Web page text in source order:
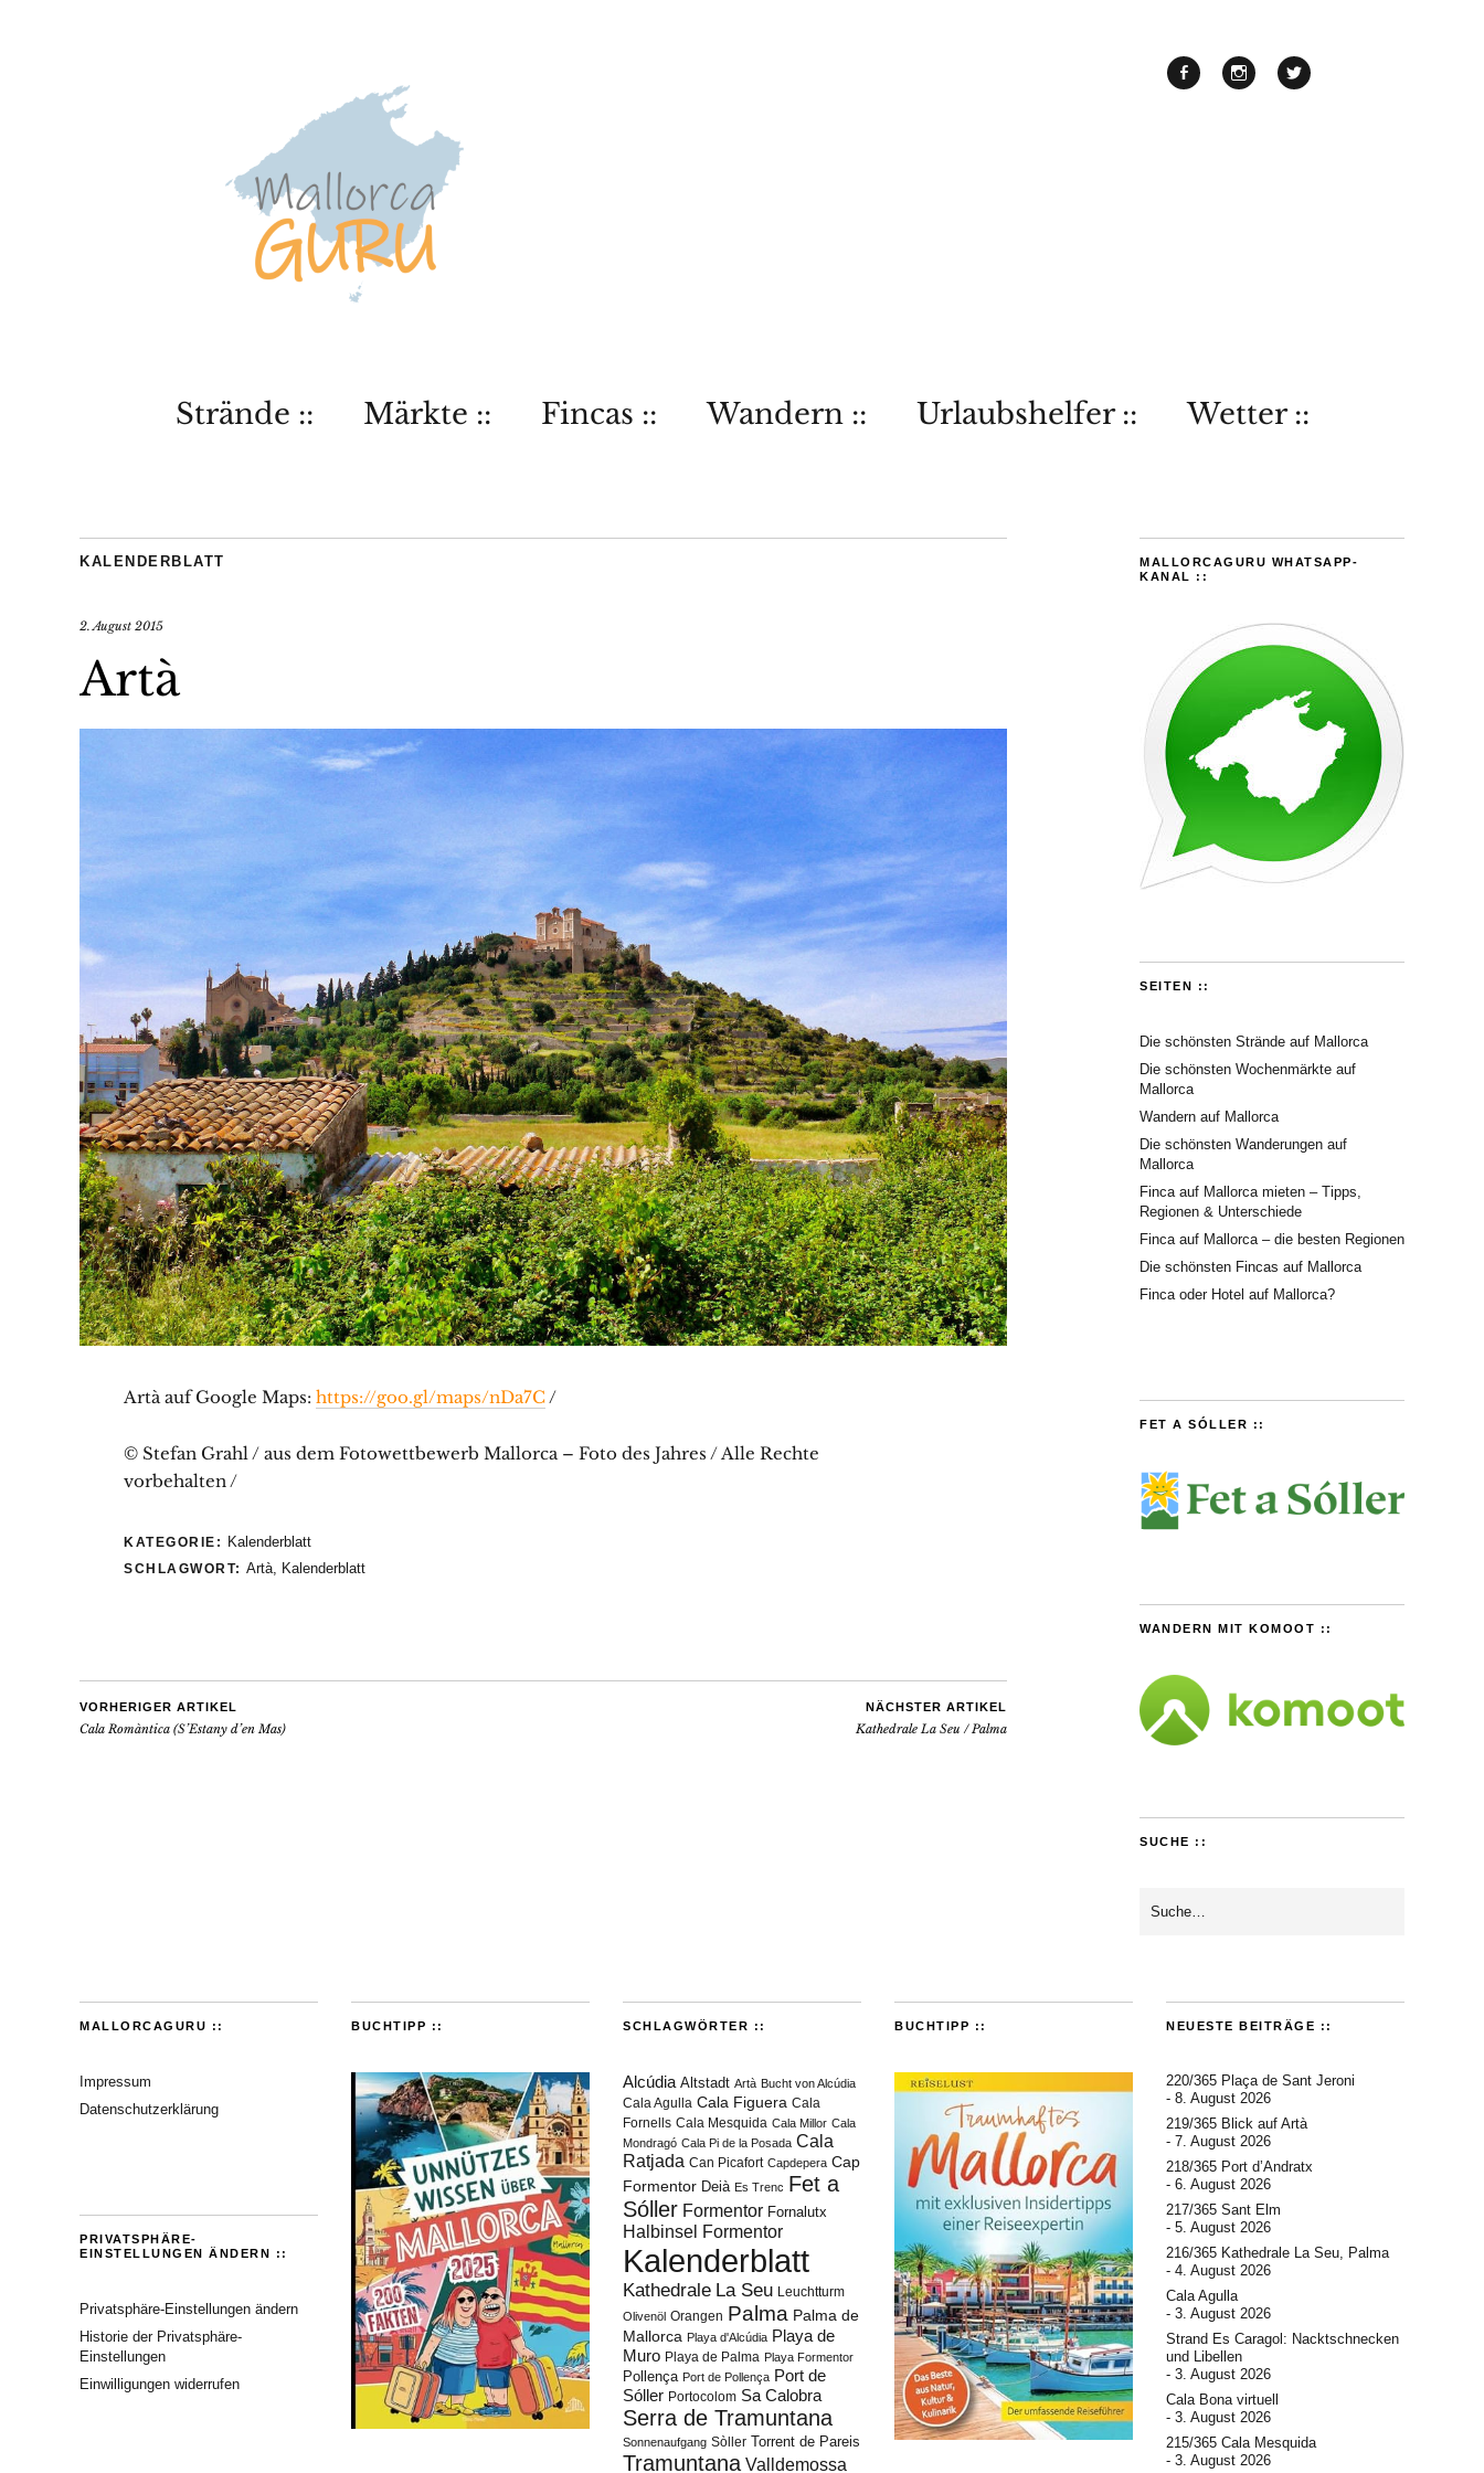
Strände :: Märkte :: Fincas :: Wandern :: Urlaubshelfer :: Wetter ::
KALENDERBLATT
2. August 2015
Artà
Artà auf Google Maps: https://goo.gl/maps/nDa7C/
© Stefan Grahl / aus dem Fotowettbewerb Mallorca – Foto des Jahres / Alle Rechte
vorbehalten /
KATEGORIE: Kalenderblatt
SCHLAGWORT: Artà, Kalenderblatt
VORHERIGER ARTIKEL
Cala Romàntica (S’Estany d’en Mas)
NÄCHSTER ARTIKEL
Kathedrale La Seu / Palma
MALLORCAGURU WHATSAPP-
KANAL ::
SEITEN ::
Die schönsten Strände auf Mallorca
Die schönsten Wochenmärkte auf
Mallorca
Wandern auf Mallorca
Die schönsten Wanderungen auf
Mallorca
Finca auf Mallorca mieten – Tipps,
Regionen & Unterschiede
Finca auf Mallorca – die besten Regionen
Die schönsten Fincas auf Mallorca
Finca oder Hotel auf Mallorca?
FET A SÓLLER ::
WANDERN MIT KOMOOT ::
SUCHE ::
MALLORCAGURU ::
Impressum
Datenschutzerklärung
PRIVATSPHÄRE-
EINSTELLUNGEN ÄNDERN ::
Privatsphäre-Einstellungen ändern
Historie der Privatsphäre-
Einstellungen
Einwilligungen widerrufen
BUCHTIPP :: SCHLAGWÖRTER ::
Alcúdia Altstadt Artà Bucht von Alcúdia
Cala Agulla Cala Figuera Cala
Fornells Cala Mesquida Cala Millor Cala
Mondragó Cala Pi de la Posada Cala
Ratjada Can Picafort Capdepera Cap
Formentor Deià Es Trenc Fet a
Sóller Formentor Fornalutx
Halbinsel Formentor
Kalenderblatt
Kathedrale La Seu Leuchtturm
Olivenöl Orangen Palma Palma de
Mallorca Playa d'Alcúdia Playa de
Muro Playa de Palma Playa Formentor
Pollença Port de Pollença Port de
Sóller Portocolom Sa Calobra
Serra de Tramuntana
Sonnenaufgang Sòller Torrent de Pareis
Tramuntana Valldemossa
BUCHTIPP :: NEUESTE BEITRÄGE ::
220/365 Plaça de Sant Jeroni
8. August 2026
219/365 Blick auf Artà
7. August 2026
218/365 Port d’Andratx
6. August 2026
217/365 Sant Elm
5. August 2026
216/365 Kathedrale La Seu, Palma
4. August 2026
Cala Agulla
3. August 2026
Strand Es Caragol: Nacktschnecken
und Libellen
3. August 2026
Cala Bona virtuell
3. August 2026
215/365 Cala Mesquida
3. August 2026